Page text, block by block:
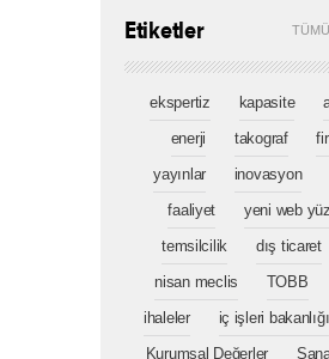
Etiketler
ekspertiz kapasite
enerji
takograf
yayınlar
inovasyon
faaliyet
yeni web
temsilcilik
dış ticaret
nisan meclis
TOBB
ihaleler
iç işleri bakanlığı
Kurumsal Değerler